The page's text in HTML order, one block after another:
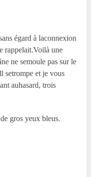
égard à laconnexion
rappelait.Voilà une
ne semoule pas sur le
setrompe et je vous
auhasard, trois
gros yeux bleus.